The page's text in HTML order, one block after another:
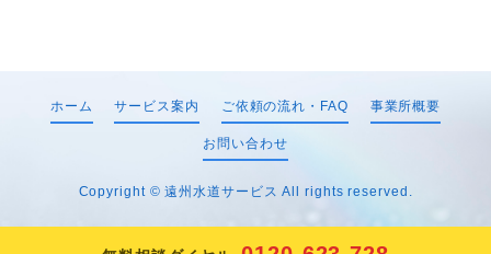
ホーム サービス案内 ご依頼の流れ・FAQ 事業所概要
お問い合わせ
Copyright ©遠州水道サービス All rights reserved.